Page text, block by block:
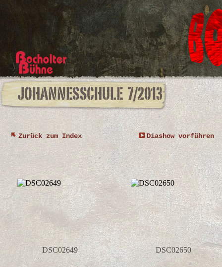
DSC02649 DSC02650
Zurück zum Index Diashow vorführen